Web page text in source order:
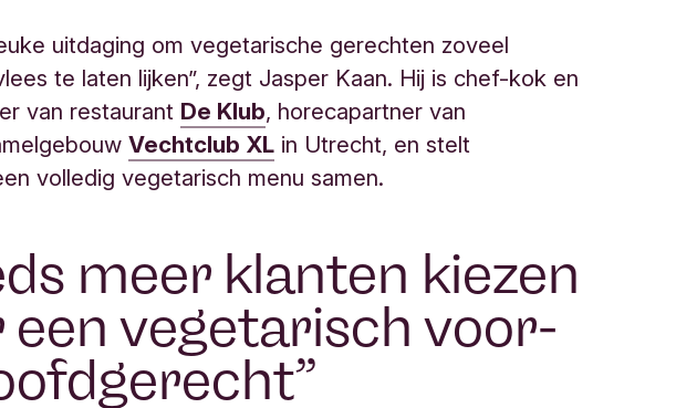
uitdaging om vegetarische gerechten zoveel
te laten lijken”, zegt Jasper Kaan. Hij is chef-kok en
van restaurant De Klub, horecapartner van
Vechtclub XL in Utrecht, en stelt
volledig vegetarisch menu samen.
meer klanten kiezen
een vegetarisch voor-